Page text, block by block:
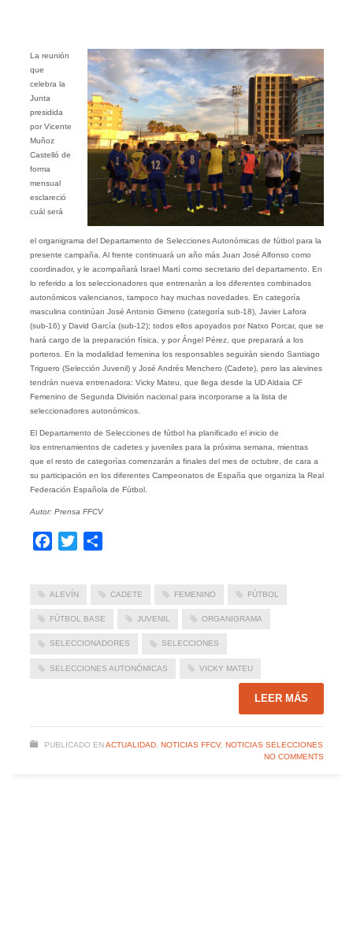
La reunión
que
celebra la
Junta
presidida
por Vicente
Muñoz
Castelló de
forma
mensual
esclareció
cuál será
el organigrama del Departamento de Selecciones Autonómicas de fútbol para la
presente campaña. Al frente continuará un año más Juan José Alfonso como
coordinador, y le acompañará Israel Martí como secretario del departamento. En
lo referido a los seleccionadores que entrenarán a los diferentes combinados
autonómicos valencianos, tampoco hay muchas novedades. En categoría
masculina continúan José Antonio Gimeno (categoría sub-18), Javier Lafora
(sub-16) y David García (sub-12); todos ellos apoyados por Natxo Porcar, que se
hará cargo de la preparación física, y por Ángel Pérez, que preparará a los
porteros. En la modalidad femenina los responsables seguirán siendo Santiago
Triguero (Selección Juvenil) y José Andrés Menchero (Cadete), pero las alevines
tendrán nueva entrenadora: Vicky Mateu, que llega desde la UD Aldaia CF
Femenino de Segunda División nacional para incorporarse a la lista de
seleccionadores autonómicos.
El Departamento de Selecciones de fútbol ha planificado el inicio de
los entrenamientos de cadetes y juveniles para la próxima semana, mientras
que el resto de categorías comenzarán a finales del mes de octubre, de cara a
su participación en los diferentes Campeonatos de España que organiza la Real
Federación Española de Fútbol.
Autor: Prensa FFCV
Facebook
Twitter
ALEVÍN CADETE FEMENINO FÚTBOL
FÚTBOL BASE JUVENIL ORGANIGRAMA
SELECCIONADORES SELECCIONES
SELECCIONES AUTONÓMICAS VICKY MATEU
LEER MÁS
PUBLICADO EN ACTUALIDAD, NOTICIAS FFCV, NOTICIAS SELECCIONES
NO COMMENTS